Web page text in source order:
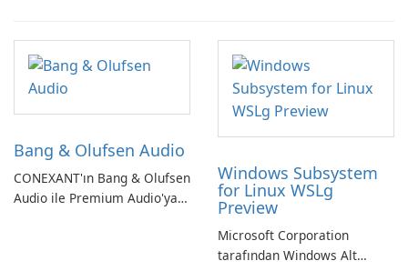
Bang & Olufsen Audio
CONEXANT'ın Bang & Olufsen
Audio ile Premium Audio'ya
Windows Subsystem
for Linux WSLg
Preview
Microsoft Corporation
tarafından Windows Alt